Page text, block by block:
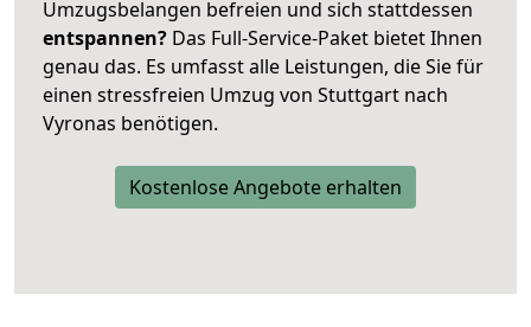
Umzugsbelangen befreien und sich stattdessen
entspannen? Das Full-Service-Paket bietet Ihnen
genau das. Es umfasst alle Leistungen, die Sie für
einen stressfreien Umzug von Stuttgart nach
Vyronas benötigen.
Kostenlose Angebote erhalten